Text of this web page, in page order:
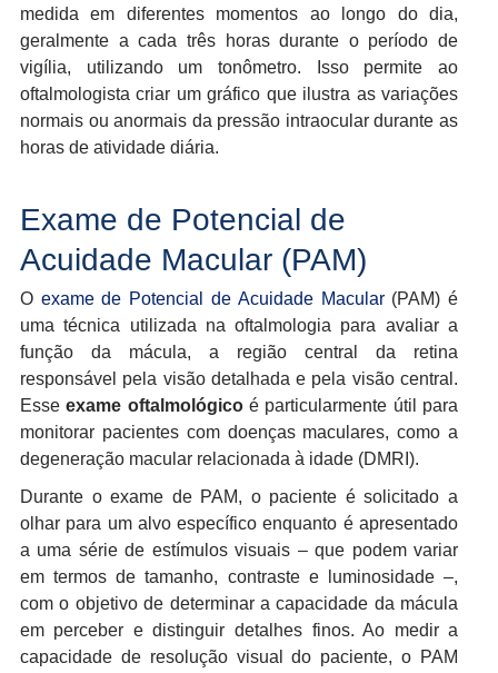
medida em diferentes momentos ao longo do dia,
geralmente a cada três horas durante o período de
vigília, utilizando um tonômetro. Isso permite ao
oftalmologista criar um gráfico que ilustra as variações
normais ou anormais da pressão intraocular durante as
horas de atividade diária.
Exame de Potencial de
Acuidade Macular (PAM)
O exame de Potencial de Acuidade Macular(PAM) é
uma técnica utilizada na oftalmologia para avaliar a
função da mácula, a região central da retina
responsável pela visão detalhada e pela visão central.
Esseexame oftalmológicoé particularmente útil para
monitorar pacientes com doenças maculares, como a
degeneração macular relacionada à idade (DMRI).
Durante o exame de PAM, o paciente é solicitado a
olhar para um alvo específico enquanto é apresentado
a uma série de estímulos visuais – que podem variar
em termos de tamanho, contraste e luminosidade –,
com o objetivo de determinar a capacidade da mácula
em perceber e distinguir detalhes finos. Ao medir a
capacidade de resolução visual do paciente, o PAM